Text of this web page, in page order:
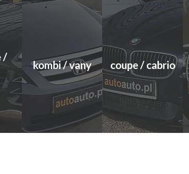
/
kombi / vany coupe / cabrio